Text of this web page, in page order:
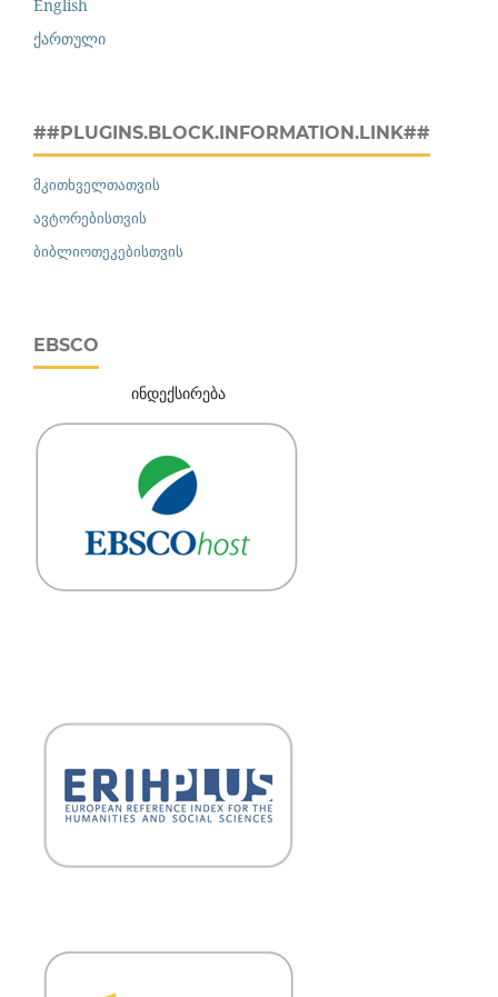
English
ქართული
##PLUGINS.BLOCK.INFORMATION.LINK##
მკითხველთათვის
ავტორებისთვის
ბიბლიოთეკებისთვის
EBSCO
ინდექსირება